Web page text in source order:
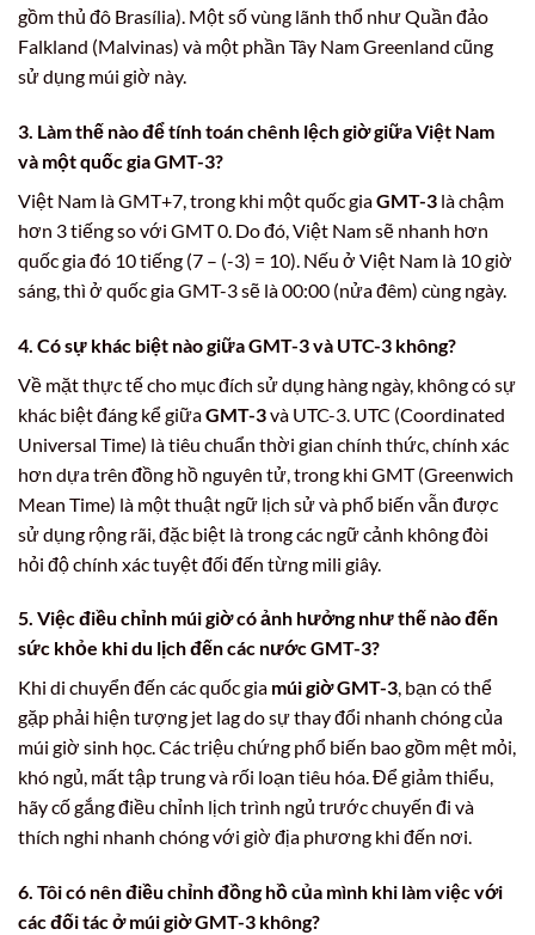
gồm thủ đô Brasília). Một số vùng lãnh thổ như Quần đảo
Falkland (Malvinas) và một phần Tây Nam Greenland cũng
sử dụng múi giờ này.
3. Làm thế nào để tính toán chênh lệch giờ giữa Việt Nam
và một quốc gia GMT-3?
Việt Nam là GMT+7, trong khi một quốc giaGMT-3 là chậm
hơn 3 tiếng so với GMT 0. Do đó, Việt Nam sẽ nhanh hơn
quốc gia đó 10 tiếng (7 – (-3) = 10). Nếu ở Việt Nam là 10 giờ
sáng, thì ở quốc gia GMT-3 sẽ là 00:00 (nửa đêm) cùng ngày.
4. Có sự khác biệt nào giữa GMT-3 và UTC-3 không?
Về mặt thực tế cho mục đích sử dụng hàng ngày, không có sự
khác biệt đáng kể giữaGMT-3và UTC-3. UTC (Coordinated
Universal Time) là tiêu chuẩn thời gian chính thức, chính xác
hơn dựa trên đồng hồ nguyên tử, trong khi GMT (Greenwich
Mean Time) là một thuật ngữ lịch sử và phổ biến vẫn được
sử dụng rộng rãi, đặc biệt là trong các ngữ cảnh không đòi
hỏi độ chính xác tuyệt đối đến từng mili giây.
5. Việc điều chỉnh múi giờ có ảnh hưởng như thế nào đến
sức khỏe khi du lịch đến các nước GMT-3?
Khi di chuyển đến các quốc gia múi giờ GMT-3, bạn có thể
gặp phải hiện tượng jet lag do sự thay đổi nhanh chóng của
múi giờ sinh học. Các triệu chứng phổ biến bao gồm mệt mỏi,
khó ngủ, mất tập trung và rối loạn tiêu hóa. Để giảm thiểu,
hãy cố gắng điều chỉnh lịch trình ngủ trước chuyến đi và
thích nghi nhanh chóng với giờ địa phương khi đến nơi.
6. Tôi có nên điều chỉnh đồng hồ của mình khi làm việc với
các đối tác ở múi giờ GMT-3 không?